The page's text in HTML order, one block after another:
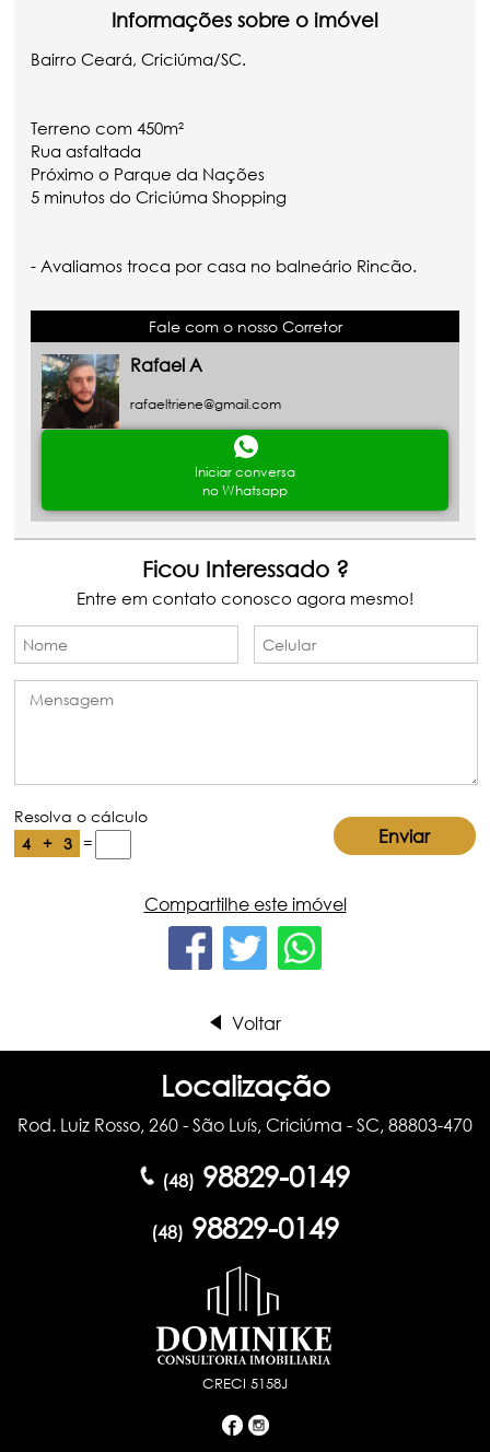
Informações sobre o imóvel
Bairro Ceará, Criciúma/SC.
Terreno com 450m²
Rua asfaltada
Próximo o Parque da Nações
5 minutos do Criciúma Shopping
- Avaliamos troca por casa no balneário Rincão.
Fale com o nosso Corretor
Rafael A
rafaeltriene@gmail.com
Iniciar conversa
no Whatsapp
Ficou Interessado ?
Entre em contato conosco agora mesmo!
Resolva o cálculo
4
+ 3 =
Compartilhe este imóvel
Voltar
Localização
Rod. Luiz Rosso, 260 - São Luís, Criciúma - SC, 88803-470
(48) 98829-0149
(48) 98829-0149
CRECI 5158J